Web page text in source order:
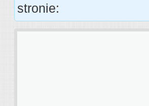
stronie: